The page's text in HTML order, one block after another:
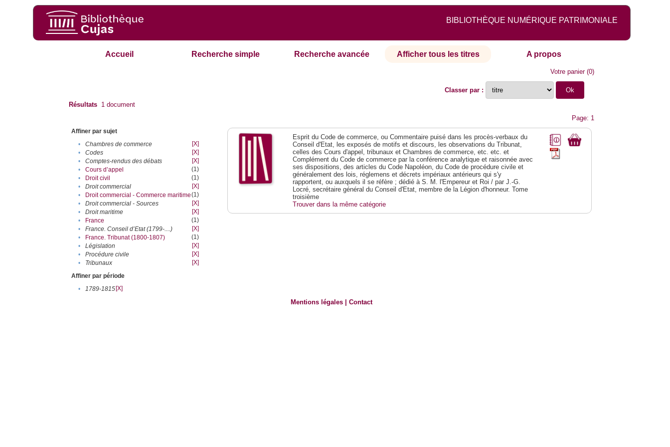
BIBLIOTHÈQUE NUMÉRIQUE PATRIMONIALE
Accueil Recherche simple Recherche avancée Afficher tous les titres A propos
Votre panier(0)
Classer par :
Résultats 1 document
Page: 1
Affiner par sujet
•
Chambres de commerce
[X]
•
Codes
[X]
•
Comptes-rendus des débats
[X]
•
Cours d’appel
(1)
•
Droit civil
(1)
•
Droit commercial
[X]
•
Droit commercial - Commerce maritime(1)
•
Droit commercial - Sources
[X]
•
Droit maritime
[X]
•
France
(1)
•
France. Conseil d’Etat (1799-....)
[X]
•
France. Tribunat (1800-1807)
(1)
•
Législation
[X]
•
Procédure civile
[X]
•
Tribunaux
[X]
Affiner par période
•
1789-1815[X]
Esprit du Code de commerce, ou Commentaire puisé dans les procès-verbaux du
Conseil d'Etat, les exposés de motifs et discours, les observations du Tribunat,
celles des Cours d'appel, tribunaux et Chambres de commerce, etc. etc. et
Complément du Code de commerce par la conférence analytique et raisonnée avec
ses dispositions, des articles du Code Napoléon, du Code de procédure civile et
généralement des lois, réglemens et décrets impériaux antérieurs qui s'y
rapportent, ou auxquels il se réfère ; dédié à S. M. l'Empereur et Roi / par J.-G.
Locré, secrétaire général du Conseil d'Etat, membre de la Légion d'honneur. Tome
troisième
Trouver dans la même catégorie
Mentions légales |Contact